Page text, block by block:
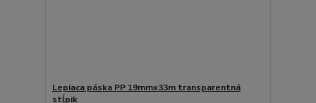
Lepiaca páska PP 19mmx33m transparentná
stĺpik